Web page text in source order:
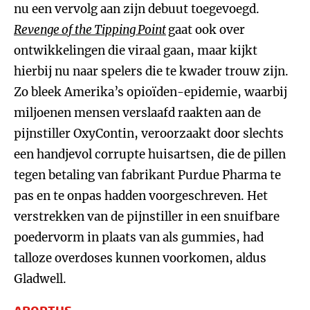
nu een vervolg aan zijn debuut toegevoegd.
Revenge of the Tipping Pointgaat ook over
ontwikkelingen die viraal gaan, maar kijkt
hierbij nu naar spelers die te kwader trouw zijn.
Zo bleek Amerika’s opioïden-epidemie, waarbij
miljoenen mensen verslaafd raakten aan de
pijnstiller OxyContin, veroorzaakt door slechts
een handjevol corrupte huisartsen, die de pillen
tegen betaling van fabrikant Purdue Pharma te
pas en te onpas hadden voorgeschreven. Het
verstrekken van de pijnstiller in een snuifbare
poedervorm in plaats van als gummies, had
talloze overdoses kunnen voorkomen, aldus
Gladwell.